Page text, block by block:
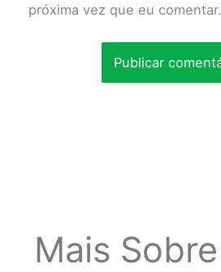
próxima vez que eu comentar.
Mais Sobre